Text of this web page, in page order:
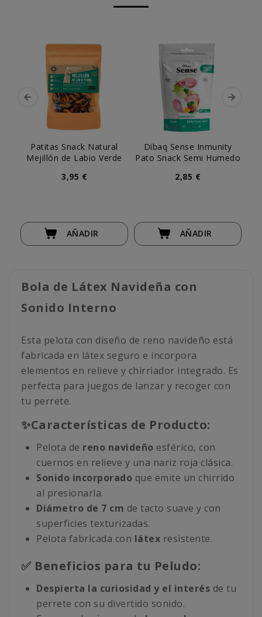
Patitas Snack Natural
Mejillón de Labio Verde
3,95 €
AÑADIR
Dibaq Sense Inmunity
Pato Snack Semi Humedo
2,85 €
AÑADIR
Bola de Látex Navideña con
Sonido Interno
Esta pelota con diseño de reno navideño está
fabricada en látex seguro e incorpora
elementos en relieve y chirriador integrado. Es
perfecta para juegos de lanzar y recoger con
tu perrete.
✨Características de Producto:
Pelota de reno navideño esférico, con
cuernos en relieve y una nariz roja clásica.
Sonido incorporado que emite un chirrido
al presionarla.
Diámetro de 7 cm de tacto suave y con
superficies texturizadas.
Pelota fabricada con látex resistente.
✅ Beneficios para tu Peludo:
Despierta la curiosidad y el interés de tu
perrete con su divertido sonido.